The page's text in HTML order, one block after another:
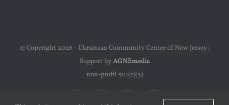
© Copyright 2026 - Ukrainian Community Center of New Jersey |
Support byAGNEmedia
non-profit 501(c)(3)